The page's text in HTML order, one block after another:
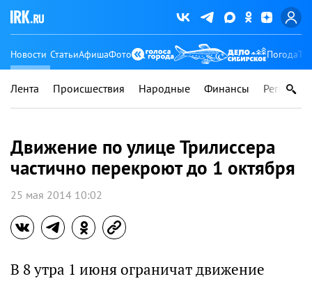
Новости СтатьиАфишаФото Погода
Лента Происшествия Народные Финансы Регионы
Движение по улице Трилиссера
частично перекроют до 1 октября
25 мая 2014 10:02
В 8 утра 1 июня ограничат движение